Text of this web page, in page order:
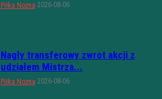
Piłka Nożna 2026-08-06
Nagły transferowy zwrot akcji z
udziałem Mistrza...
Piłka Nożna 2026-08-06